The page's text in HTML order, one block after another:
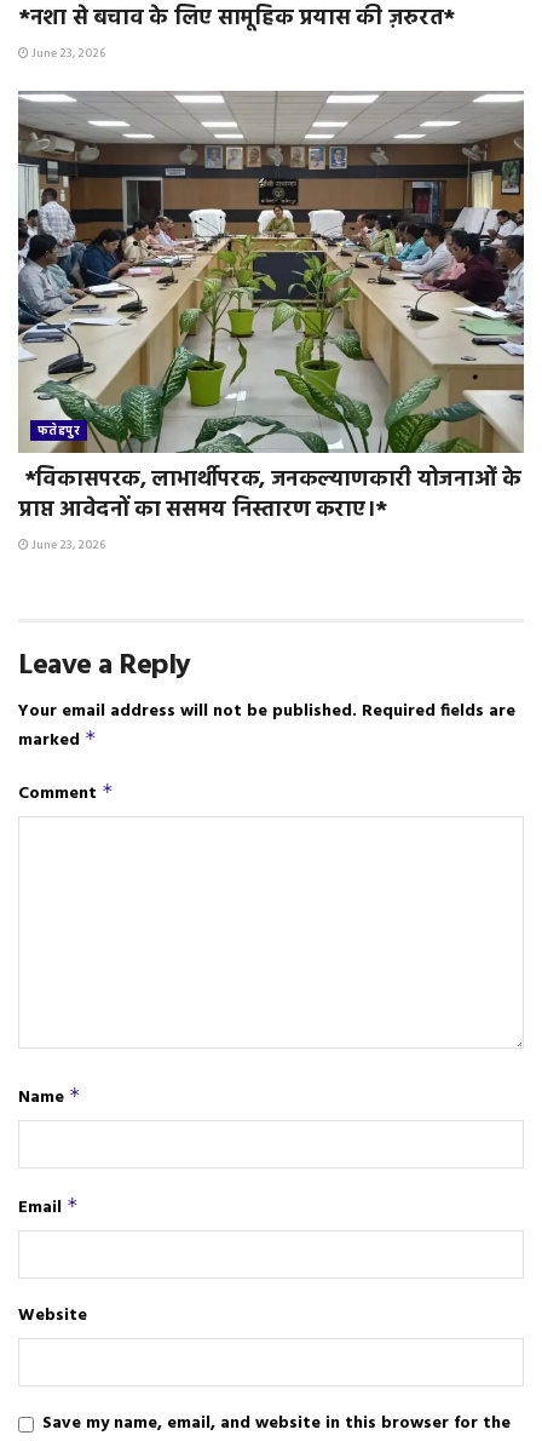
*नशा से बचाव के लिए सामूहिक प्रयास की ज़रुरत*
June 23, 2026
फतेहपुर
*विकासपरक, लाभार्थीपरक, जनकल्याणकारी योजनाओं के
प्राप्त आवेदनों का ससमय निस्तारण कराए।*
June 23, 2026
Leave a Reply
Your email address will not be published. Required fields are
marked *
Comment *
Name *
Email *
Website
Save my name, email, and website in this browser for the